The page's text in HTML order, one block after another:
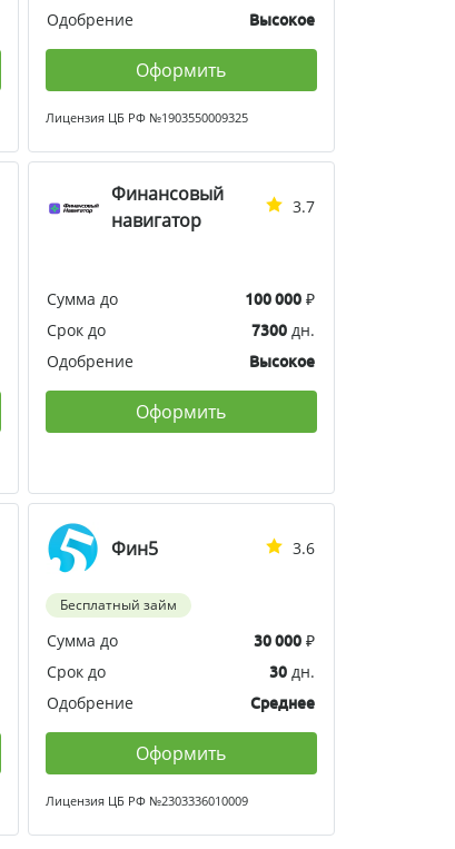
Одобрение
Высокое
Оформить
Лицензия ЦБ РФ №1903550009325
Финансовый
навигатор
3.7
Сумма до 100 000₽
Срок до
7300дн.
Одобрение
Высокое
Оформить
Фин5 3.6
Бесплатный займ
Сумма до 30 000₽
Срок до
30дн.
Одобрение
Среднее
Оформить
Лицензия ЦБ РФ №2303336010009